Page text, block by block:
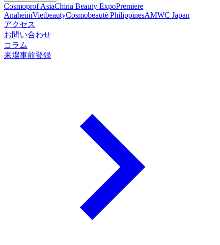
Cosmoprof AsiaChina Beauty ExpoPremiere
AnaheimVietbeautyCosmobeauté PhilippinesAMWC Japan
アクセス
お問い合わせ
コラム
来場事前登録